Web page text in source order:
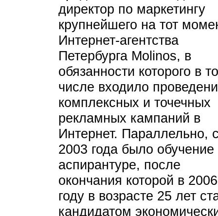
директор по маркетингу
крупнейшего на тот
Интернет-агентства
Петербурга Molinos, в
обязанности которого в
числе входило
комплексных и точечных
рекламных кампаний в
Интернет. Параллельно,
2003 года было обучение
аспирантуре, после
окончания которой в 2006
году в возрасте 25 лет
кандидатом